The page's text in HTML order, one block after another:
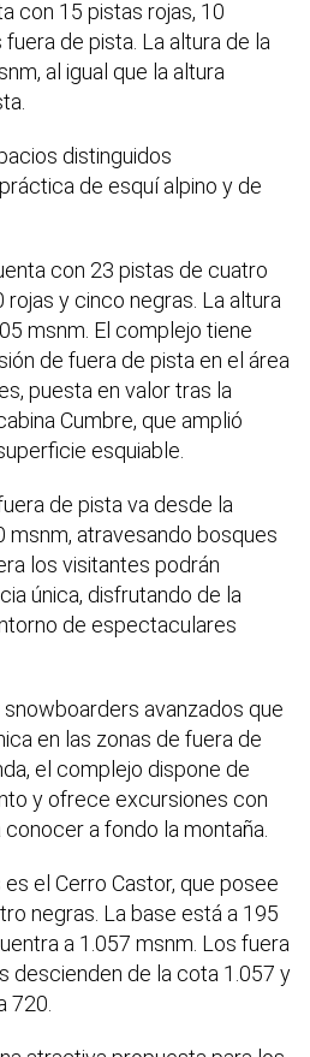
con 15 pistas rojas, 10
de pista. La altura de la
al igual que la altura
distinguidos
de esquí alpino y de
con 23 pistas de cuatro
y cinco negras. La altura
msnm. El complejo tiene
de fuera de pista en el área
puesta en valor tras la
Cumbre, que amplió
esquiable.
de pista va desde la
msnm, atravesando bosques
los visitantes podrán
única, disfrutando de la
de espectaculares
avanzados que
en las zonas de fuera de
el complejo dispone de
y ofrece excursiones con
a fondo la montaña.
el Cerro Castor, que posee
negras. La base está a 195
a 1.057 msnm. Los fuera
descienden de la cota 1.057 y
720.